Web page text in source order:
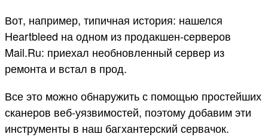
Вот, например, типичная история: нашелся
Heartbleed на одном из продакшен-серверов
Mail.Ru: приехал необновленный сервер из
ремонта и встал в прод.
Все это можно обнаружить с помощью простейших
сканеров веб-уязвимостей, поэтому добавим эти
инструменты в наш багхантерский сервачок.